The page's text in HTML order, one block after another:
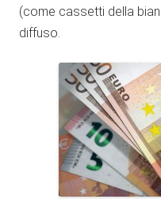
(come cassetti della
diffuso.